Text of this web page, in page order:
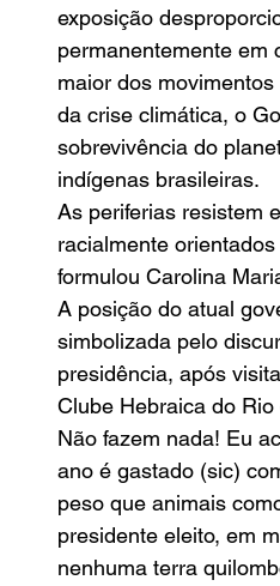
exposição
permanentemente em
maior dos
da crise climática, o
sobrevivência do
indígenas brasileiras.
As periferias resistem
racialmente
formulou Carolina
A posição do atual
simbolizada pelo
presidência, após
Clube Hebraica do
Não fazem nada! Eu
ano é gastado (sic)
peso que animais
presidente eleito, em
nenhuma terra